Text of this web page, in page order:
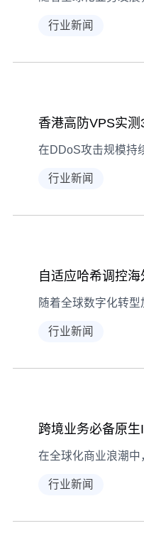
行业新闻
行业新闻
自适应哈希调控
行业新闻
行业新闻